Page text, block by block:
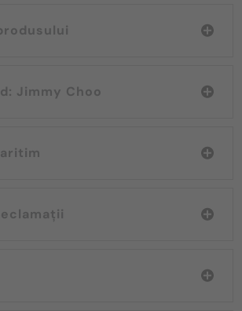
Despre brand: Jimmy Choo